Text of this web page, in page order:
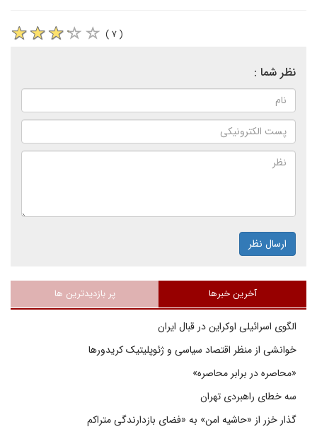
( ۷ )
نظر شما :
ارسال نظر
آخرین خبرها پر بازدیدترین ها
الگوی اسرائیلی اوکراین در قبال ایران
خوانشی از منظر اقتصاد سیاسی و ژئوپلیتیک کریدورها
«محاصره در برابر محاصره»
سه خطای راهبردی تهران
گذار خزر از «حاشیه امن» به «فضای بازدارندگی متراکم